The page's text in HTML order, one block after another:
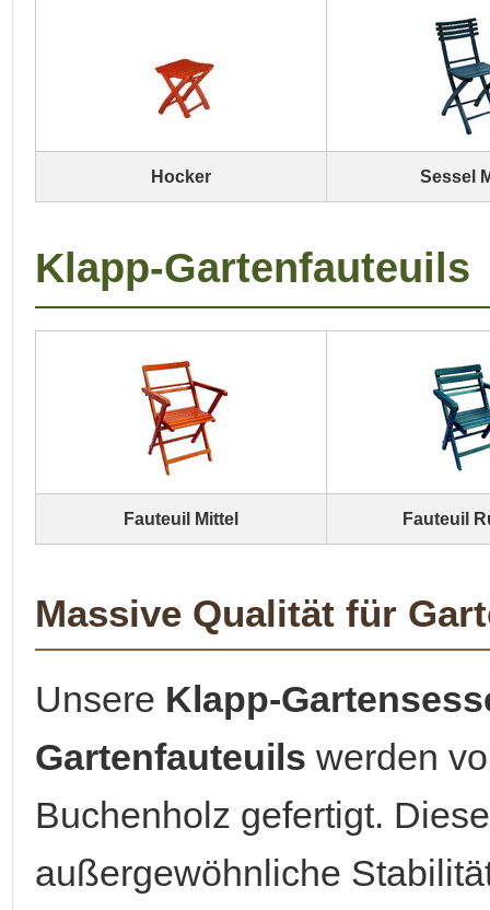
Hocker Sessel
Klapp-Gartenfauteuils
Fauteuil Mittel Fauteuil
Massive Qualität für
Unsere Klapp-
Gartenfauteuils werden
Buchenholz gefertigt.
außergewöhnliche